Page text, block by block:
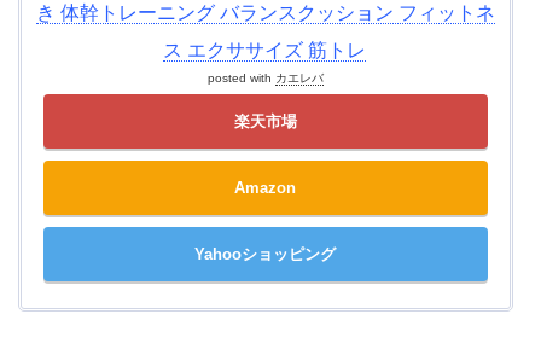
き 体幹トレーニング バランスクッション フィットネ
ス エクササイズ 筋トレ
posted with カエレバ
楽天市場
Amazon
Yahooショッピング